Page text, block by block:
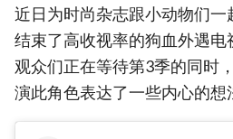
近日为时尚杂志跟小动物们一
结束了高收视率的狗血外遇电
观众们正在等待第3季的同时
演此角色表达了一些内心的想